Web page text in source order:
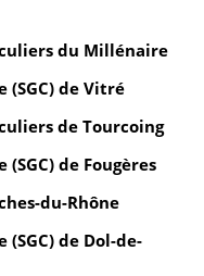
du Millénaire
(SGC) de Vitré
de Tourcoing
de Fougères
du-Rhône
de Dol-de-